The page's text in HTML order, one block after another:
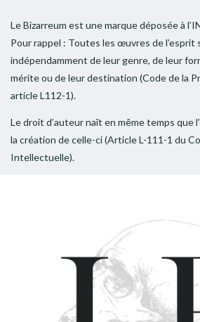
Le Bizarreum est une marque déposée à
Pour rappel : Toutes les œuvres de
indépendamment de leur genre, de leur
mérite ou de leur destination (Code de la
article L112-1).
Le droit d’auteur naît en même temps que
la création de celle-ci (Article L-111-1 du
Intellectuelle).